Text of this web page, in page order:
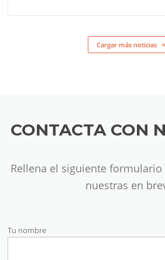
Cargar más noticias
CONTACTA CON
Rellena el siguiente
nuestras en
Tu nombre